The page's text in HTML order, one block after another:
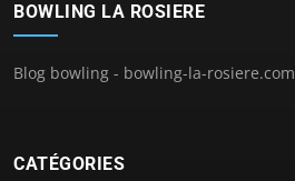
BOWLING LA ROSIERE
Blog bowling - bowling-la-rosiere.com
CATÉGORIES